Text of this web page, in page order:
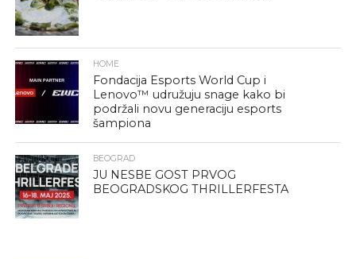
HOME
Fondacija Esports World Cup i
Lenovo™ udružuju snage kako bi
podržali novu generaciju esports
šampiona
BEOGRAD
JU NESBE GOST PRVOG
BEOGRADSKOG THRILLERFESTA